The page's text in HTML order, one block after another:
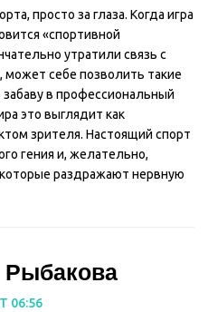
просто за глаза. Когда игра
«спортивной
утратили связь с
может себе позволить такие
в профессиональный
это выглядит как
зрителя. Настоящий спорт
гения и, желательно,
раздражают нервную
Рыбакова
06:56